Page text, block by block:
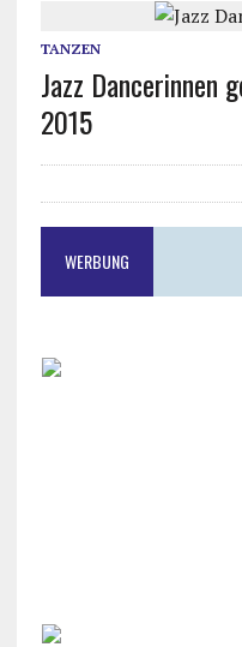
TANZEN
Jazz Dancerinnen
2015
WERBUNG